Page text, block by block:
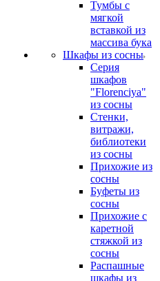
Тумбы с
мягкой
вставкой из
массива бука
Шкафы из сосны
Серия
шкафов
"Florenciya"
из сосны
Стенки,
витражи,
библиотеки
из сосны
Прихожие из
сосны
Буфеты из
сосны
Прихожие с
каретной
стяжкой из
сосны
Распашные
шкафы из